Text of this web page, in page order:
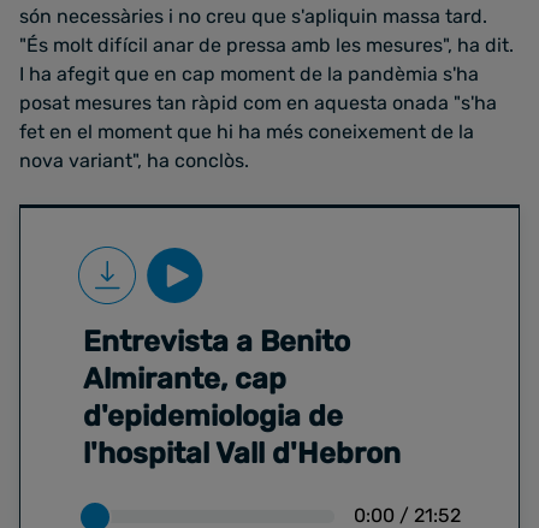
són necessàries i no creu que s'apliquin massa tard.
"És molt difícil anar de pressa amb les mesures", ha dit.
I ha afegit que en cap moment de la pandèmia s'ha
posat mesures tan ràpid com en aquesta onada "s'ha
fet en el moment que hi ha més coneixement de la
nova variant", ha conclòs.
Entrevista a Benito
Almirante, cap
d'epidemiologia de
l'hospital Vall d'Hebron
0:00 / 21:52